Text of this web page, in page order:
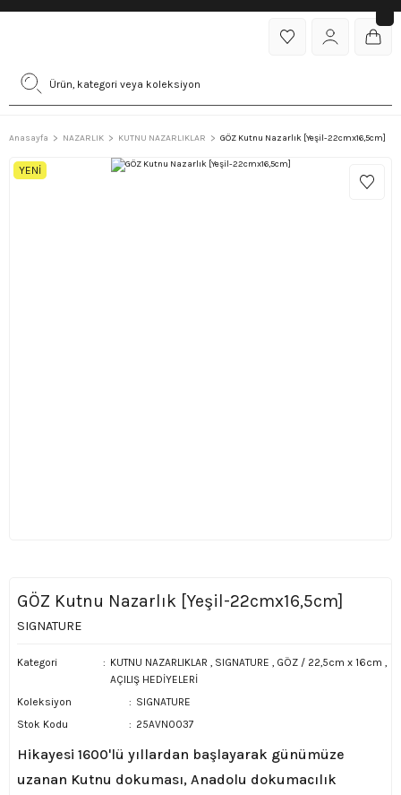
Anasayfa NAZARLIK KUTNU NAZARLIKLAR GÖZ Kutnu Nazarlık [Yeşil-22cmx16,5cm]
YENİ
GÖZ Kutnu Nazarlık [Yeşil-22cmx16,5cm]
SIGNATURE
Kategori KUTNU NAZARLIKLAR , SIGNATURE , GÖZ / 22,5cm x 16cm ,
AÇILIŞ HEDİYELERİ
Koleksiyon
SIGNATURE
Stok Kodu
25AVN0037
Hikayesi 1600'lü yıllardan başlayarak günümüze
uzanan Kutnu dokuması, Anadolu dokumacılık